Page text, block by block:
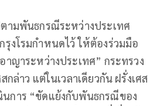
ามพันธกรณีระหว่างประเทศ
รุงโรมกำหนดไว้ ให้ต้องร่วมมือ
าญาระหว่างประเทศ” กระทรวง
กล่าว แต่ในเวลาเดียวกัน ฝรั่งเศส
นการ “ขัดแย้งกับพันธกรณีของ